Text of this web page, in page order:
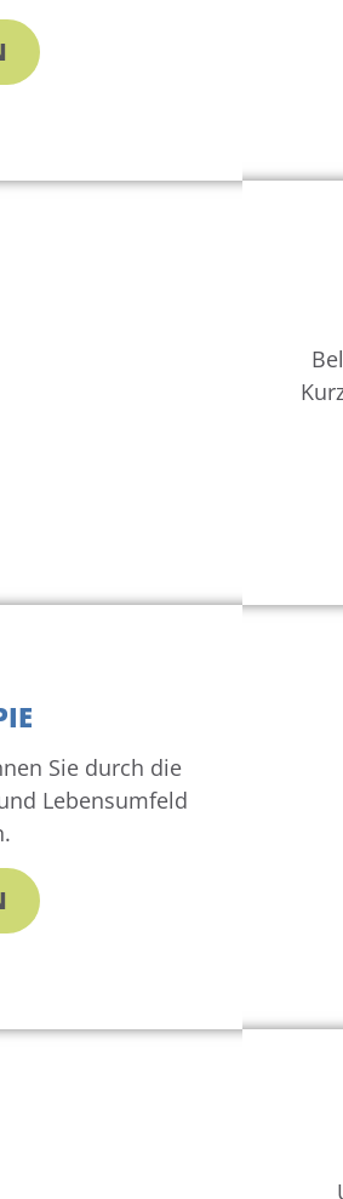
Sie durch die
Lebensumfeld